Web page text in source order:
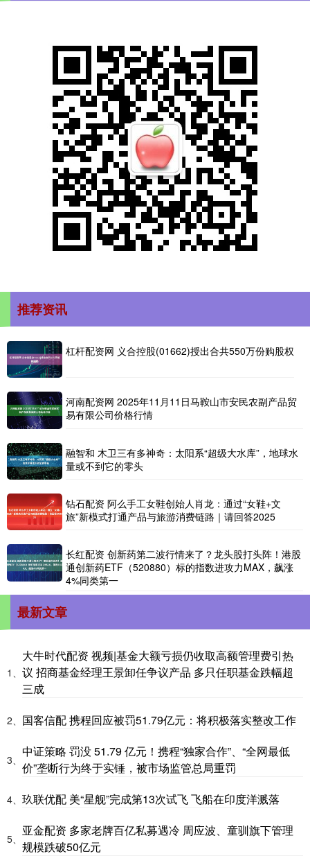
推荐资讯
杠杆配资网 义合控股(01662)授出合共550万份购股权
河南配资网 2025年11月11日马鞍山市安民农副产品贸
易有限公司价格行情
融智和 木卫三有多神奇：太阳系“超级大水库”，地球水
量或不到它的零头
钻石配资 阿么手工女鞋创始人肖龙：通过“女鞋+文
旅”新模式打通产品与旅游消费链路｜请回答2025
长红配资 创新药第二波行情来了？龙头股打头阵！港股
通创新药ETF（520880）标的指数进攻力MAX，飙涨
4%同类第一
最新文章
1、
大牛时代配资 视频|基金大额亏损仍收取高额管理费引热
议 招商基金经理王景卸任争议产品 多只任职基金跌幅超
三成
2、 国客信配 携程回应被罚51.79亿元：将积极落实整改工作
3、
中证策略 罚没 51.79 亿元！携程“独家合作”、“全网最低
价”垄断行为终于实锤，被市场监管总局重罚
4、 玖联优配 美“星舰”完成第13次试飞 飞船在印度洋溅落
5、
亚金配资 多家老牌百亿私募遇冷 周应波、童驯旗下管理
规模跌破50亿元